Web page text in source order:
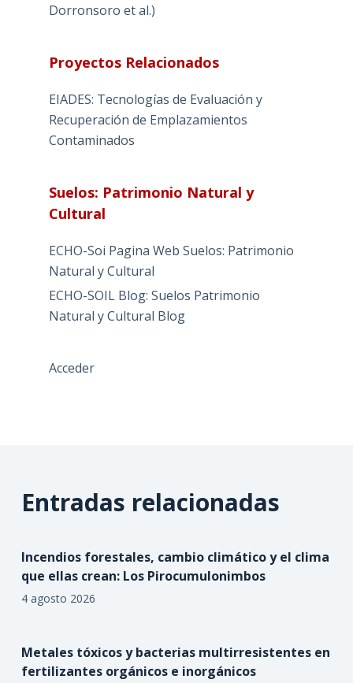
Dorronsoro et al.)
Proyectos Relacionados
EIADES: Tecnologías de Evaluación y
Recuperación de Emplazamientos
Contaminados
Suelos: Patrimonio Natural y
Cultural
ECHO-Soi Pagina Web Suelos: Patrimonio
Natural y Cultural
ECHO-SOIL Blog: Suelos Patrimonio
Natural y Cultural Blog
Acceder
Entradas relacionadas
Incendios forestales, cambio climático y el clima
que ellas crean: Los Pirocumulonimbos
4 agosto 2026
Metales tóxicos y bacterias multirresistentes en
fertilizantes orgánicos e inorgánicos